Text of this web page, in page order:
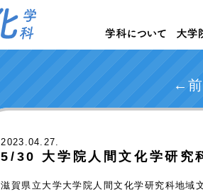
←前
2023 .04.27.
5/30 大学院人間文化学研究
滋賀県立大学大学院人間文化学研究科地域